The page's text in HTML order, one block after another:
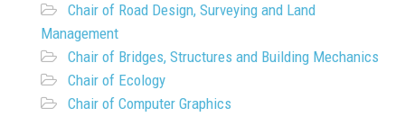
Chair of Road Design, Surveying and Land
Management
Chair of Bridges, Structures and Building Mechanics
Chair of Ecology
Chair of Computer Graphics